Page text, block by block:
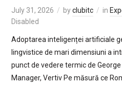
July 31, 2026 byclubitc in
Disabled
Adoptarea inteligenței artificiale
lingvistice de mari dimensiuni a
punct de vedere termic de
Manager, Vertiv Pe măsură ce